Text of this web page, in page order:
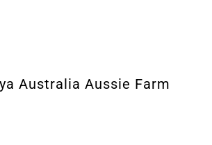
Australia Aussie Farm